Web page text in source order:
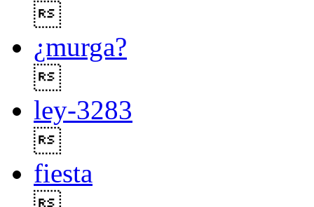
¿murga?
ley-3283
fiesta